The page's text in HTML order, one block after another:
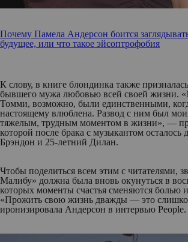
Почему Памела Андерсон боится
будущее, или что такое эйсоптрофобия
К слову, в книге блондинка также
бывшего мужа любовью всей своей жизни.
Томми, возможно, были единственными,
настоящему влюблена. Развод с ним был
тяжелым, трудным моментом в жизни», —
которой после брака с музыкантом осталось
Брэндон и 25-летний Дилан.
Чтобы поделиться всем этим с читателями,
Малибу» должна была вновь окунуться в
которых моменты счастья сменяются болью
«Прожить свою жизнь дважды — это
иронизировала Андерсон в интервью People.